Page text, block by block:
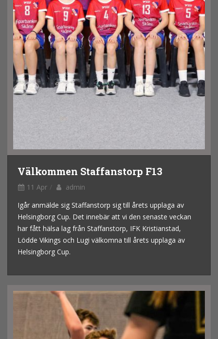
Välkommen Staffanstorp F13
11 Apr
admin
Igår anmälde sig Staffanstorp sig till årets upplaga av
Helsingborg Cup. Det innebär att vi den senaste veckan
har fått hälsa lag från Staffanstorp, IFK Kristianstad,
Lödde Vikings och Lugi välkomna till årets upplaga av
Helsingborg Cup.